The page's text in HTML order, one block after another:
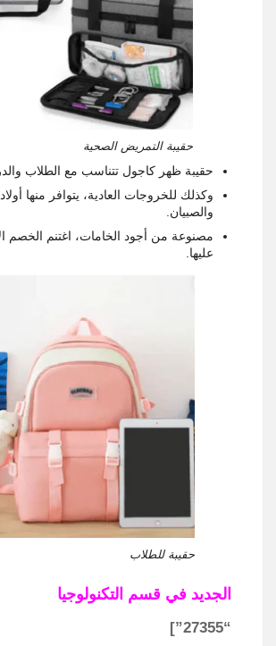
حقيبة التمريض الصحية
حقيبة ظهر كاجول تتناسب مع الطلاب
وكذلك للخروجات العادية، يتوافر منها
والصبيان.
مصنوعة من أجود الخامات، اغتنم الخصم
عليها.
حقيبة للطلاب
الجديد في قسم التكنولوجيا
“27355”]